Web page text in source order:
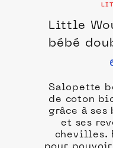
Little
bébé
Salopette
de coton
grâce à ses bretelles ajustables
et ses
chevilles. Elle